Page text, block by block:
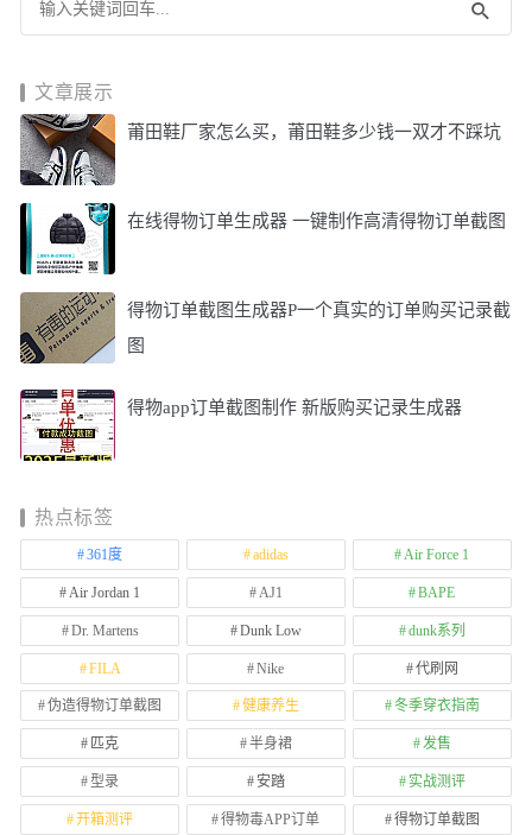
文章展示
莆田鞋厂家怎么买，莆田鞋多少钱一双才不踩坑
在线得物订单生成器 一键制作高清得物订单截图
得物订单截图生成器P一个真实的订单购买记录截
图
得物app订单截图制作 新版购买记录生成器
热点标签
361度 adidas Air Force 1
Air Jordan 1 AJ1 BAPE
Dr. Martens Dunk Low dunk系列
FILA Nike 代刷网
伪造得物订单截图 健康养生 冬季穿衣指南
匹克 半身裙 发售
型录 安踏 实战测评
开箱测评 得物毒APP订单 得物订单截图